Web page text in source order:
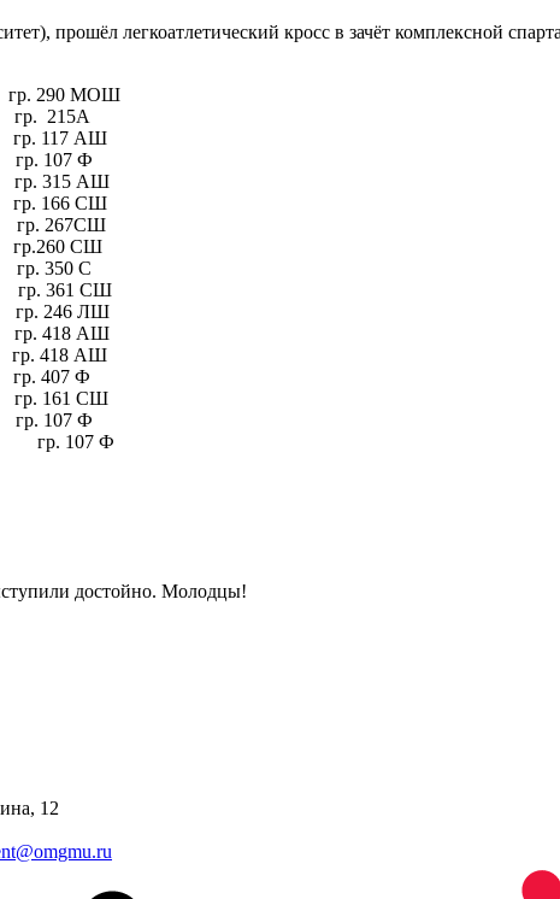
прошёл легкоатлетический кросс в зачёт комплексной
МОШ
215А
АШ
107 Ф
АШ
СШ
СШ
350 С
361 СШ
ЛШ
418 АШ
418 АШ
Ф
СШ
107 Ф
107 Ф
достойно. Молодцы!
12